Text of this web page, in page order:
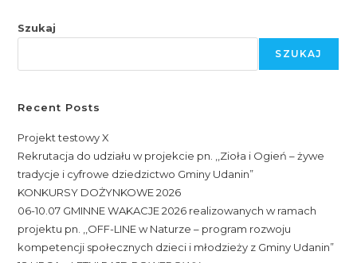
Szukaj
SZUKAJ
Recent Posts
Projekt testowy X
Rekrutacja do udziału w projekcie pn. ,,Zioła i Ogień – żywe
tradycje i cyfrowe dziedzictwo Gminy Udanin”
KONKURSY DOŻYNKOWE 2026
06-10.07 GMINNE WAKACJE 2026 realizowanych w ramach
projektu pn. ,,OFF-LINE w Naturze – program rozwoju
kompetencji społecznych dzieci i młodzieży z Gminy Udanin”